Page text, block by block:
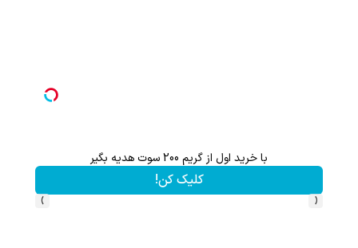
با خرید اول از گریم 200 سوت هدیه بگیر
کلیک کن!
‹
›